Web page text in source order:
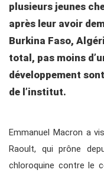
plusieurs jeunes
après leur avoir
Burkina Faso,
total, pas moins
développement
de l’institut.
Emmanuel Macron a
Raoult, qui prône
chloroquine contre le